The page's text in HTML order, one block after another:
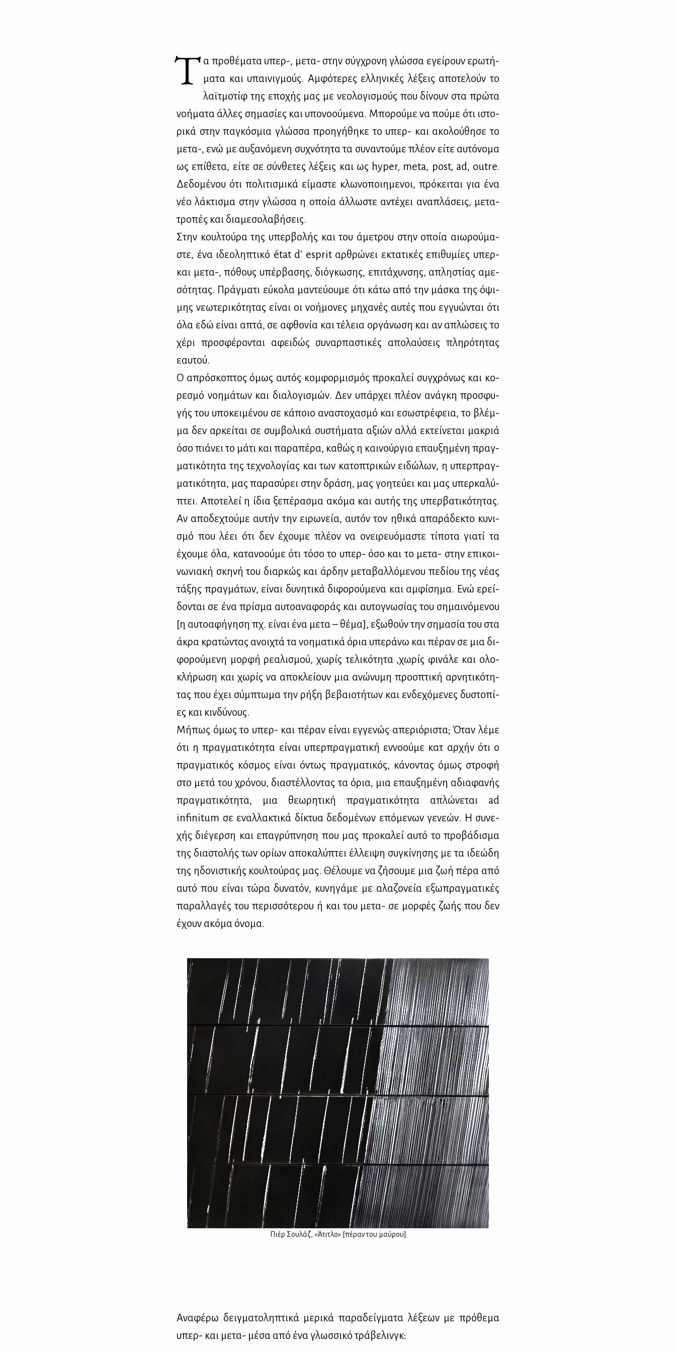
Τ α προ­θέ­μα­τα υπερ-, με­τα- στην σύγ­χρο­νη γλώσ­σα εγεί­ρουν ερω­τή­
μα­τα και υπαι­νιγ­μούς. Αμ­φό­τε­ρες ελ­λη­νι­κές λέ­ξεις απο­τε­λούν το
λαϊ­τμο­τίφ της επο­χής μας με νε­ο­λο­γι­σμούς που δί­νουν στα πρώ­τα
νο­ή­μα­τα άλ­λες ση­μα­σί­ες και υπο­νο­ού­με­να. Μπο­ρού­με να πού­με ότι ιστο­
ρι­κά στην πα­γκό­σμια γλώσ­σα προη­γή­θη­κε το υπερ- και ακο­λού­θη­σε το
με­τα-, ενώ με αυ­ξα­νό­με­νη συ­χνό­τη­τα τα συ­να­ντού­με πλέ­ον εί­τε αυ­τό­νο­μα
ως επί­θε­τα, εί­τε σε σύν­θε­τες λέ­ξεις και ως hyper, meta, post, ad, outre.
Δε­δο­μέ­νου ότι πο­λι­τι­σμι­κά εί­μα­στε κλω­νο­ποι­η­με­νοι, πρό­κει­ται για ένα
νέο λά­κτι­σμα στην γλώσ­σα η οποία άλ­λω­στε αντέ­χει ανα­πλά­σεις, με­τα­
τρο­πές και δια­με­σο­λα­βή­σεις.
Στην κουλ­τού­ρα της υπερ­βο­λής και του άμε­τρου στην οποία αιω­ρού­μα­
στε, ένα ιδε­ο­λη­πτι­κό état d' esprit αρ­θρώ­νει εκτα­τι­κές επι­θυ­μί­ες υπερ-
και με­τα-, πό­θους υπέρ­βα­σης, διό­γκω­σης, επι­τά­χυν­σης, απλη­στί­ας αμε­
σό­τη­τας. Πράγ­μα­τι εύ­κο­λα μα­ντεύ­ου­με ότι κά­τω από την μά­σκα της όψι­
μης νε­ω­τε­ρι­κό­τη­τας εί­ναι οι νο­ή­μο­νες μη­χα­νές αυ­τές που εγ­γυώ­νται ότι
όλα εδώ εί­ναι απτά, σε αφθο­νία και τέ­λεια ορ­γά­νω­ση και αν απλώ­σεις το
χέ­ρι προ­σφέ­ρο­νται αφει­δώς συ­ναρ­πα­στι­κές απο­λαύ­σεις πλη­ρό­τη­τας
εαυ­τού.
Ο απρό­σκο­πτος όμως αυ­τός κομ­φορ­μι­σμός προ­κα­λεί συγ­χρό­νως και κο­
ρε­σμό νοη­μά­των και δια­λο­γι­σμών. Δεν υπάρ­χει πλέ­ον ανά­γκη προ­σφυ­
γής του υπο­κει­μέ­νου σε κά­ποιο ανα­στο­χα­σμό και εσω­στρέ­φεια, το βλέμ­
μα δεν αρ­κεί­ται σε συμ­βο­λι­κά συ­στή­μα­τα αξιών αλ­λά εκτεί­νε­ται μα­κριά
όσο πιά­νει το μά­τι και πα­ρα­πέ­ρα, κα­θώς η και­νούρ­για επαυ­ξη­μέ­νη πραγ­
μα­τι­κό­τη­τα της τε­χνο­λο­γί­ας και των κα­το­πτρι­κών ει­δώ­λων, η υπερ­πραγ­
μα­τι­κό­τη­τα, μας πα­ρα­σύ­ρει στην δρά­ση, μας γοη­τεύ­ει και μας υπερ­κα­λύ­
πτει. Απο­τε­λεί η ίδια ξε­πέ­ρα­σμα ακό­μα και αυ­τής της υπερ­βα­τι­κό­τη­τας.
Αν απο­δε­χτού­με αυ­τήν την ει­ρω­νεία, αυ­τόν τον ηθι­κά απα­ρά­δε­κτο κυ­νι­
σμό που λέ­ει ότι δεν έχου­με πλέ­ον να ονει­ρευό­μα­στε τί­πο­τα για­τί τα
έχου­με όλα, κα­τα­νο­ού­με ότι τό­σο το υπερ- όσο και το με­τα- στην επι­κοι­
νω­νια­κή σκη­νή του διαρ­κώς και άρ­δην με­τα­βαλ­λό­με­νου πε­δί­ου της νέ­ας
τά­ξης πραγ­μά­των, εί­ναι δυ­νη­τι­κά δι­φο­ρού­με­να και αμ­φί­ση­μα. Ενώ ερεί­
δο­νται σε ένα πρί­σμα αυ­το­α­να­φο­ράς και αυ­το­γνω­σί­ας του ση­μαι­νό­με­νου
[η αυ­το­α­φή­γη­ση πχ. εί­ναι ένα με­τα – θέ­μα], εξω­θούν την ση­μα­σία του στα
άκρα κρα­τώ­ντας ανοι­χτά τα νοη­μα­τι­κά όρια υπε­ρά­νω και πέ­ραν σε μια δι­
φο­ρού­με­νη μορ­φή ρε­α­λι­σμού, χω­ρίς τε­λι­κό­τη­τα ,χω­ρίς φι­νά­λε και ολο­
κλή­ρω­ση και χω­ρίς να απο­κλεί­ουν μια ανώ­νυ­μη προ­ο­πτι­κή αρ­νη­τι­κό­τη­
τας που έχει σύμ­πτω­μα την ρή­ξη βε­βαιο­τή­των και εν­δε­χό­με­νες δυ­στο­πί­
ες και κιν­δύ­νους.
Μή­πως όμως το υπερ- και πέ­ραν εί­ναι εγ­γε­νώς απε­ριό­ρι­στα; Όταν λέ­με
ότι η πραγ­μα­τι­κό­τη­τα εί­ναι υπερ­πραγ­μα­τι­κή εν­νο­ού­με κατ αρ­χήν ότι ο
πραγ­μα­τι­κός κό­σμος εί­ναι όντως πραγ­μα­τι­κός, κά­νο­ντας όμως στρο­φή
στο με­τά του χρό­νου, δια­στέλ­λο­ντας τα όρια, μια επαυ­ξη­μέ­νη αδια­φα­νής
πραγ­μα­τι­κό­τη­τα, μια θε­ω­ρη­τι­κή πραγ­μα­τι­κό­τη­τα απλώ­νε­ται ad
infinitum σε εναλ­λα­κτι­κά δί­κτυα δε­δο­μέ­νων επό­με­νων γε­νε­ών. Η συ­νε­
χής διέ­γερ­ση και επα­γρύ­πνη­ση που μας προ­κα­λεί αυ­τό το προ­βά­δι­σμα
της δια­στο­λής των ορί­ων απο­κα­λύ­πτει έλ­λει­ψη συ­γκί­νη­σης με τα ιδε­ώ­δη
της ηδο­νι­στι­κής κουλ­τού­ρας μας. Θέ­λου­με να ζή­σου­με μια ζωή πέ­ρα από
αυ­τό που εί­ναι τώ­ρα δυ­να­τόν, κυ­νη­γά­με με αλα­ζο­νεία εξω­πραγ­μα­τι­κές
πα­ραλ­λα­γές του πε­ρισ­σό­τε­ρου ή και του με­τα- σε μορ­φές ζω­ής που δεν
έχουν ακό­μα όνο­μα.
Πιέρ Σου­λάζ, «Άτι­τλο» [πέ­ραν του μαύ­ρου]
Ανα­φέ­ρω δειγ­μα­το­λη­πτι­κά με­ρι­κά πα­ρα­δείγ­μα­τα λέ­ξε­ων με πρό­θε­μα
υπερ- και με­τα- μέ­σα από ένα γλωσ­σι­κό τρά­βε­λινγκ: